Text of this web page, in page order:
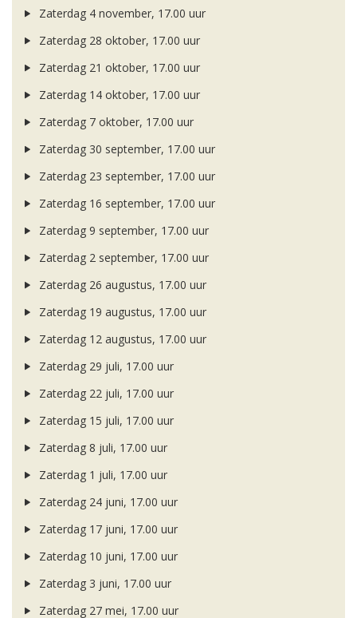
Zaterdag 4 november, 17.00 uur
Zaterdag 28 oktober, 17.00 uur
Zaterdag 21 oktober, 17.00 uur
Zaterdag 14 oktober, 17.00 uur
Zaterdag 7 oktober, 17.00 uur
Zaterdag 30 september, 17.00 uur
Zaterdag 23 september, 17.00 uur
Zaterdag 16 september, 17.00 uur
Zaterdag 9 september, 17.00 uur
Zaterdag 2 september, 17.00 uur
Zaterdag 26 augustus, 17.00 uur
Zaterdag 19 augustus, 17.00 uur
Zaterdag 12 augustus, 17.00 uur
Zaterdag 29 juli, 17.00 uur
Zaterdag 22 juli, 17.00 uur
Zaterdag 15 juli, 17.00 uur
Zaterdag 8 juli, 17.00 uur
Zaterdag 1 juli, 17.00 uur
Zaterdag 24 juni, 17.00 uur
Zaterdag 17 juni, 17.00 uur
Zaterdag 10 juni, 17.00 uur
Zaterdag 3 juni, 17.00 uur
Zaterdag 27 mei, 17.00 uur